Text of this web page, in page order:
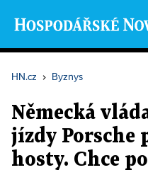
HN.cz › Byznys
Německá
jízdy Porsche
hosty. Chce